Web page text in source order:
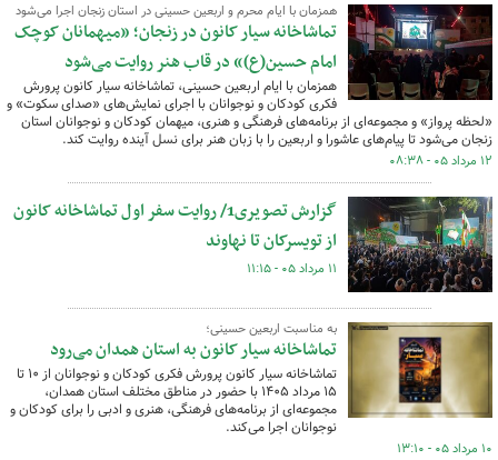
همزمان با ایام محرم و اربعین حسینی در استان زنجان اجرا می‌شود
تماشاخانه سیار کانون در زنجان؛ «میهمانان کوچک
امام حسین(ع)» در قاب هنر روایت می‌شود
همزمان با ایام اربعین حسینی، تماشاخانه سیار کانون پرورش
فکری کودکان و نوجوانان با اجرای نمایش‌های «صدای سکوت» و
«لحظه پرواز» و مجموعه‌ای از برنامه‌های فرهنگی و هنری، میهمان کودکان و نوجوانان استان
زنجان می‌شود تا پیام‌های عاشورا و اربعین را با زبان هنر برای نسل آینده روایت کند.
۱۲ مرداد ۰۵ - ۰۸:۳۸
گزارش تصویری1/ روایت سفر اول تماشاخانه کانون
از تویسرکان تا نهاوند
۱۱ مرداد ۰۵ - ۱۱:۱۵
به مناسبت اربعین حسینی؛
تماشاخانه سیار کانون به استان همدان می‌رود
تماشاخانه سیار کانون پرورش فکری کودکان و نوجوانان از ۱۰ تا
۱۵ مرداد ۱۴۰۵ با حضور در مناطق مختلف استان همدان،
مجموعه‌ای از برنامه‌های فرهنگی، هنری و ادبی را برای کودکان و
نوجوانان اجرا می‌کند.
۱۰ مرداد ۰۵ - ۱۳:۱۰